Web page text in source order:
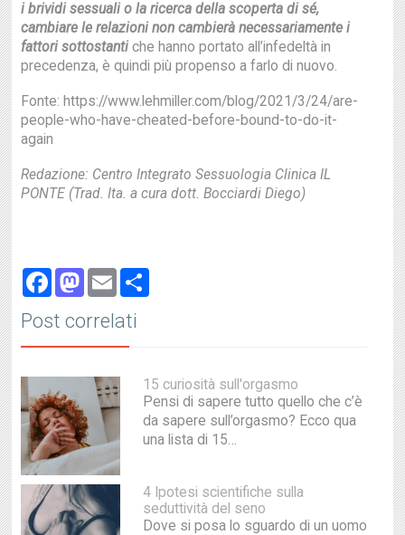
i brividi sessuali o la ricerca della scoperta di sé,
cambiare le relazioni non cambierà necessariamente i
fattori sottostantiche hanno portato all’infedeltà in
precedenza, è quindi più propenso a farlo di nuovo.
Fonte: https://www.lehmiller.com/blog/2021/3/24/are-
people-who-have-cheated-before-bound-to-do-it-
again
Redazione: Centro Integrato Sessuologia Clinica IL
PONTE (Trad. Ita. a cura dott. Bocciardi Diego)
Facebook
Mastodon
Email
Post correlati
15 curiosità sull'orgasmo
Pensi di sapere tutto quello che c’è
da sapere sull’orgasmo? Ecco qua
una lista di 15…
4 Ipotesi scientifiche sulla
seduttività del seno
Dove si posa lo sguardo di un uomo